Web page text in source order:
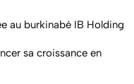
au burkinabé IB Holding
sa croissance en